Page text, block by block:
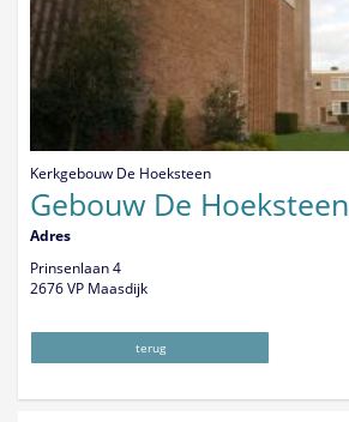
Kerkgebouw De Hoeksteen
Gebouw De Hoeksteen
Adres
Prinsenlaan 4
2676 VP Maasdijk
terug